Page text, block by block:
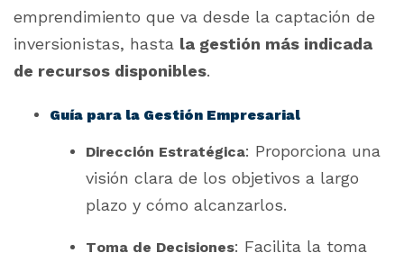
emprendimiento que va desde la captación de
inversionistas, hasta la gestión más indicada
de recursos disponibles.
Guía para la Gestión Empresarial
Dirección Estratégica: Proporciona una
visión clara de los objetivos a largo
plazo y cómo alcanzarlos.
Toma de Decisiones: Facilita la toma